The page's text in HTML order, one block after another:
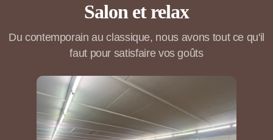
Salon et relax
Du contemporain au classique, nous avons tout ce qu'il
faut pour satisfaire vos goûts